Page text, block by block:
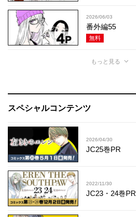
2026/06/03
番外編55
無料
もっと見る
スペシャルコンテンツ
2026/04/30
JC25巻PR
2022/11/30
JC23・24巻PR